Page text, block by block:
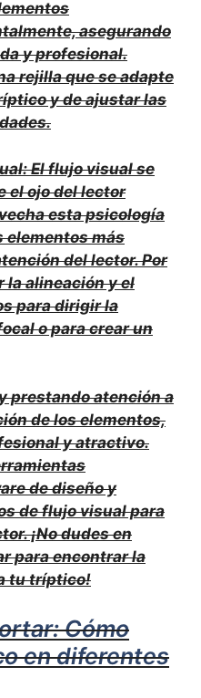
asegurando
y profesional.
rejilla que se adapte
y de ajustar las
: El flujo visual se
el ojo del lector
esta psicología
elementos más
del lector. Por
la alineación y el
para dirigir la
o para crear un
prestando atención a
de los elementos,
y atractivo.
de diseño y
de flujo visual para
¡No dudes en
para encontrar la
tu tríptico!
Cómo
en diferentes